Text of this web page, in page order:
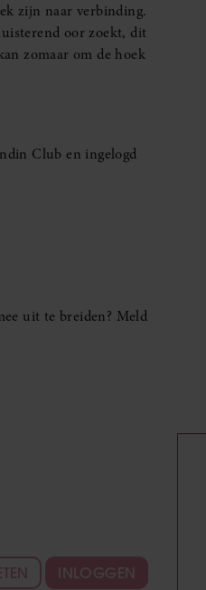
zijn naar verbinding.
oor zoekt, dit
zomaar om de hoek
Club en ingelogd
uit te breiden? Meld
INLOGGEN